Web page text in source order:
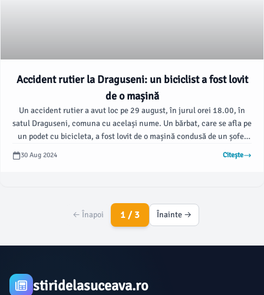
Accident rutier la Draguseni: un biciclist a fost lovit
de o mașină
Un accident rutier a avut loc pe 29 august, în jurul orei 18.00, în
satul Draguseni, comuna cu același nume. Un bărbat, care se afla pe
un podet cu bicicleta, a fost lovit de o mașină condusă de un șofer
30 Aug 2024 Citește
← Înapoi 1 / 3 Înainte →
stiridelasuceava.ro